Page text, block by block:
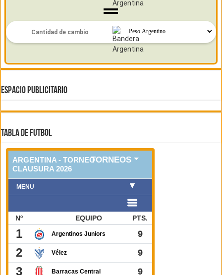
ESPACIO PUBLICITARIO
TABLA DE FUTBOL